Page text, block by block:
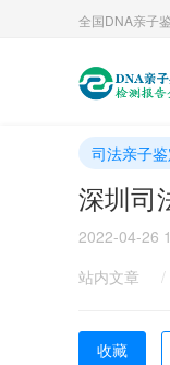
全国DNA亲子
司法亲子
深圳司
2022-04-26
站内文章 /